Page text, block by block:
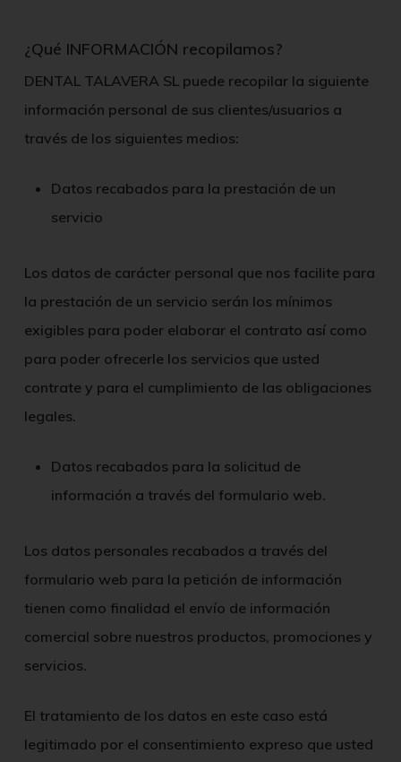
¿Qué INFORMACIÓN recopilamos?
DENTAL TALAVERA SL puede recopilar la siguiente
información personal de sus clientes/usuarios a
través de los siguientes medios:
Datos recabados para la prestación de un
servicio
Los datos de carácter personal que nos facilite para
la prestación de un servicio serán los mínimos
exigibles para poder elaborar el contrato así como
para poder ofrecerle los servicios que usted
contrate y para el cumplimiento de las obligaciones
legales.
Datos recabados para la solicitud de
información a través del formulario web.
Los datos personales recabados a través del
formulario web para la petición de información
tienen como finalidad el envío de información
comercial sobre nuestros productos, promociones y
servicios.
El tratamiento de los datos en este caso está
legitimado por el consentimiento expreso que usted